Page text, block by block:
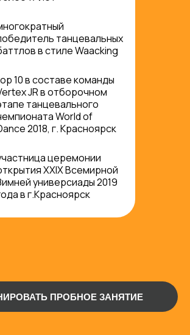
танцевальных
в стиле Waacking
10 в составе команды
JR в отборочном
танцевального
World of
2018, г. Красноярск
церемонии
XXIX Всемирной
универсиады 2019
в г.Красноярск
ПРОБНОЕ ЗАНЯТИЕ